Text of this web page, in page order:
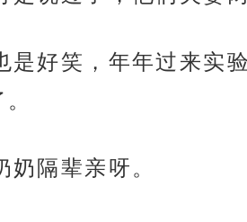
是好笑，年年过来实
奶隔辈亲呀。